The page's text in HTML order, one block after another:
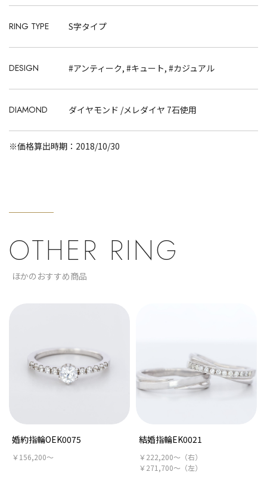
RING TYPE S字タイプ
DESIGN #アンティーク, #キュート, #カジュアル
DIAMOND ダイヤモンド /メレダイヤ 7石使用
※価格算出時期：2018/10/30
OTHER RING
ほかのおすすめ商品
婚約指輪OEK0075
￥156,200～
結婚指輪EK0021
￥222,200～（右）
￥271,700～（左）